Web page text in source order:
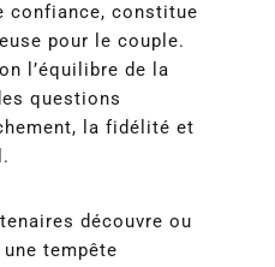
confiance, constitue
pour le couple.
l’équilibre de la
questions
la fidélité et
découvre ou
tempête